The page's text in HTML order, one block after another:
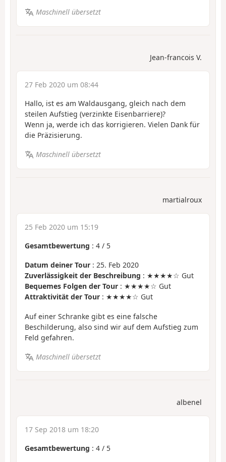
Maschinell übersetzt
Jean-francois V.
27 Feb 2020 um 08:44
Hallo, ist es am Waldausgang, gleich nach dem
steilen Aufstieg (verzinkte Eisenbarriere)?
Wenn ja, werde ich das korrigieren. Vielen Dank für
die Präzisierung.
Maschinell übersetzt
martialroux
25 Feb 2020 um 15:19
Gesamtbewertung : 4 / 5
Datum deiner Tour : 25. Feb 2020
Zuverlässigkeit der Beschreibung : ★★★★☆ Gut
Bequemes Folgen der Tour : ★★★★☆ Gut
Attraktivität der Tour : ★★★★☆ Gut
Auf einer Schranke gibt es eine falsche
Beschilderung, also sind wir auf dem Aufstieg zum
Feld gefahren.
Maschinell übersetzt
albenel
17 Sep 2018 um 18:20
Gesamtbewertung : 4 / 5